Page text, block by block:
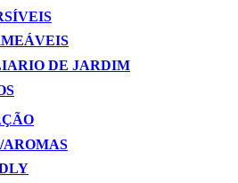
DE JARDIM
AROMAS